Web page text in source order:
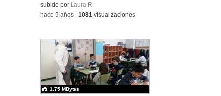
subido por Laura R.
-hace 9 años -1081 visualizaciones
1.75 MBytes